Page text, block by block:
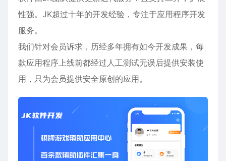
性强。JK超过十年的开发经验，专注于应用程序开发
服务。
我们针对会员诉求，历经多年拥有如今开发成果，每
款应用程序上线前都经过人工测试无误后提供安装使
用，只为会员提供安全原创的应用。